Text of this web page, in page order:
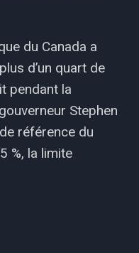
du Canada a
d’un quart de
pendant la
Stephen
référence du
%, la limite